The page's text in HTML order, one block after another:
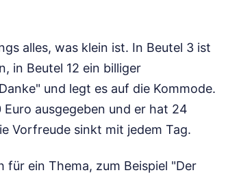
alles, was klein ist. In Beutel 3 ist
in Beutel 12 ein billiger
und legt es auf die Kommode.
ausgegeben und er hat 24
Vorfreude sinkt mit jedem Tag.
für ein Thema, zum Beispiel "Der